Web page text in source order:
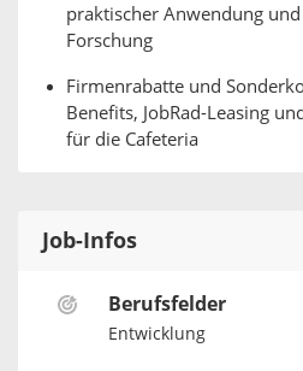
praktischer Anwendung
Forschung
Firmenrabatte und
Benefits, JobRad-Leasing
für die Cafeteria
Job-Infos
Berufsfelder
Entwicklung